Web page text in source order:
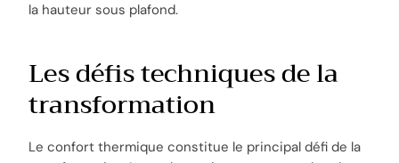
la hauteur sous plafond.
Les défis techniques de la
transformation
Le confort thermique constitue le principal défi de la